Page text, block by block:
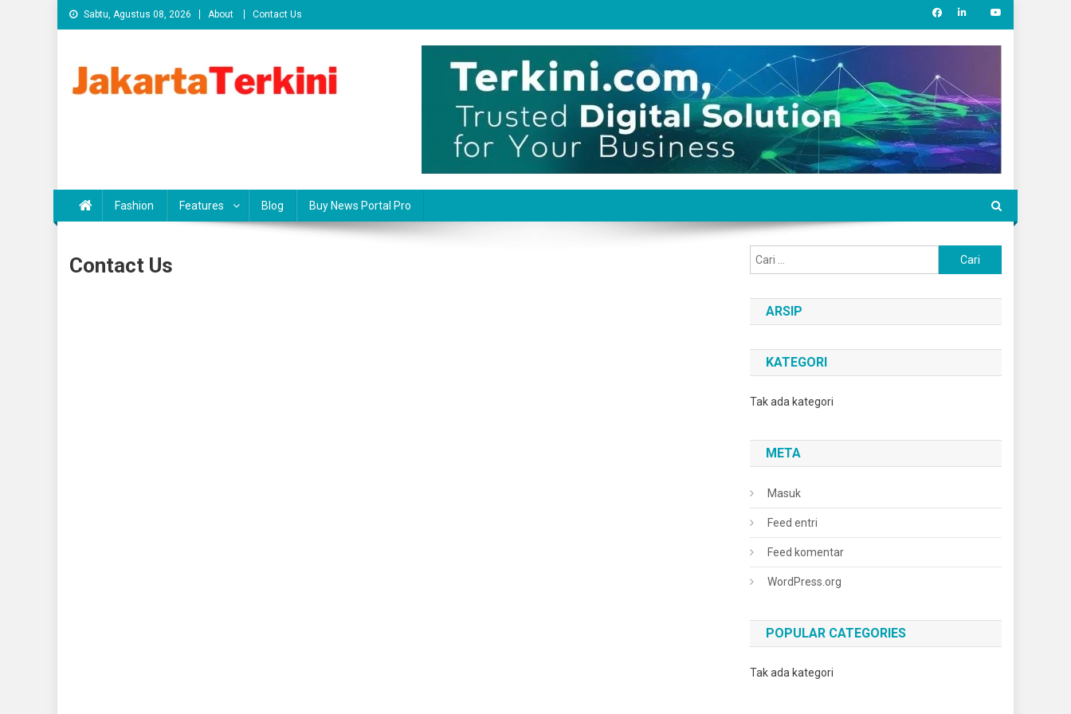
Skip
to
Sabtu, Agustus 08, 2026 About Contact Us
Fashion Features Blog Buy News Portal Pro
Contact Us
untuk:
ARSIP
KATEGORI
Tak ada kategori
META
Masuk
Feed entri
Feed komentar
WordPress.org
POPULAR CATEGORIES
Tak ada kategori